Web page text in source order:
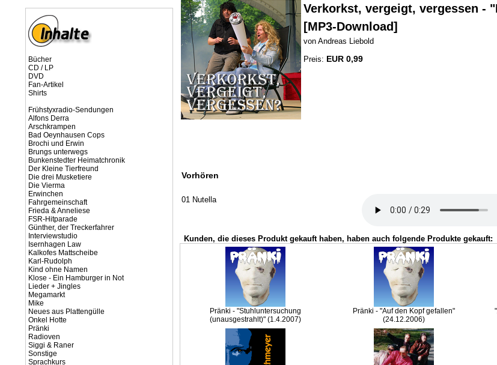
Bücher
CD / LP
DVD
Fan-Artikel
Shirts
Frühstyxradio-Sendungen
Alfons Derra
Arschkrampen
Bad Oeynhausen Cops
Brochi und Erwin
Brungs unterwegs
Bunkenstedter Heimatchronik
Der Kleine Tierfreund
Die drei Musketiere
Die Vierma
Erwinchen
Fahrgemeinschaft
Frieda & Anneliese
FSR-Hitparade
Günther, der Treckerfahrer
Interviewstudio
Isernhagen Law
Kalkofes Mattscheibe
Karl-Rudolph
Kind ohne Namen
Klose - Ein Hamburger in Not
Lieder + Jingles
Megamarkt
Mike
Neues aus Plattengülle
Onkel Hotte
Pränki
Radioven
Siggi & Raner
Sonstige
Sprachkurs
Verkorkst, vergeigt, vergessen -
[MP3-Download]
von Andreas Liebold
Preis: EUR 0,99
Vorhören
01 Nutella
Kunden, die dieses Produkt gekauft haben, haben auch folgende Produkte gekauft:
Pränki - "Stuhluntersuchung
(unausgestrahlt)" (1.4.2007)
Pränki - "Auf den Kopf gefallen"
(24.12.2006)